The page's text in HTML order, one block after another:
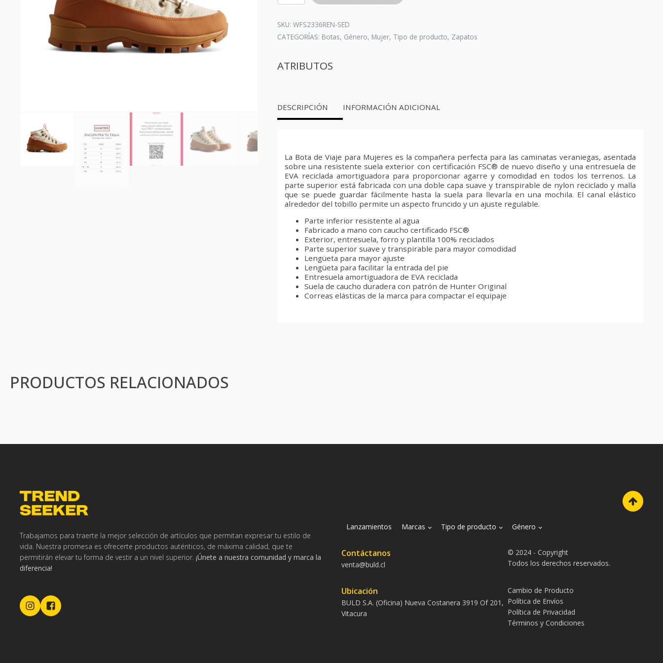
Commando
Explorer
-
SKU: WFS2336REN-SED
CATEGORÍAS: Botas, Género, Mujer, Tipo de producto, Zapatos
ATRIBUTOS
DESCRIPCIÓN INFORMACIÓN ADICIONAL
La Bota de Viaje para Mujeres es la compañera perfecta para las caminatas veraniegas, asentada
sobre una resistente suela exterior con certificación FSC® de nuevo diseño y una entresuela de
EVA reciclada amortiguadora para proporcionar agarre y comodidad en todos los terrenos. La
parte superior está fabricada con una doble capa suave y transpirable de nylon reciclado y malla
que se puede guardar fácilmente hasta la suela para llevarla en una mochila. El canal elástico
alrededor del tobillo permite un aspecto fruncido y un ajuste regulable.
Parte inferior resistente al agua
Fabricado a mano con caucho certificado FSC®
Exterior, entresuela, forro y plantilla 100% reciclados
Parte superior suave y transpirable para mayor comodidad
Lengüeta para mayor ajuste
Lengüeta para facilitar la entrada del pie
Entresuela amortiguadora de EVA reciclada
Suela de caucho duradera con patrón de Hunter Original
Correas elásticas de la marca para compactar el equipaje
PRODUCTOS RELACIONADOS
Trabajamos para traerte la mejor selección de artículos que permitan expresar tu estilo de
vida. Nuestra promesa es ofrecerte productos auténticos, de máxima calidad, que te
permitirán elevar tu forma de vestir a un nivel superior. ¡Únete a nuestra comunidad y marca la
diferencia!
Lanzamientos Marcas Tipo de producto Género
Contáctanos
venta@buld.cl
© 2024 - Copyright
Todos los derechos reservados.
Ubicación
BULD S.A. (Oficina) Nueva Costanera 3919 Of 201,
Vitacura
Cambio de Producto
Política de Envíos
Política de Privacidad
Términos y Condiciones